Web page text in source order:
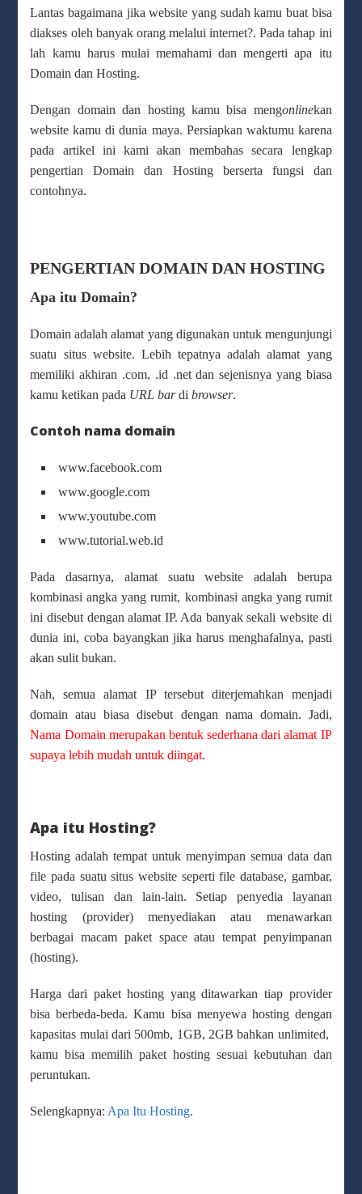
Lantas bagaimana jika website yang sudah kamu buat bisa
diakses oleh banyak orang melalui internet?. Pada tahap ini
lah kamu harus mulai memahami dan mengerti apa itu
Domain dan Hosting.
Dengan domain dan hosting kamu bisa mengonlinekan
website kamu di dunia maya. Persiapkan waktumu karena
pada artikel ini kami akan membahas secara lengkap
pengertian Domain dan Hosting berserta fungsi dan
contohnya.
PENGERTIAN DOMAIN DAN HOSTING
Apa itu Domain?
Domain adalah alamat yang digunakan untuk mengunjungi
suatu situs website. Lebih tepatnya adalah alamat yang
memiliki akhiran .com, .id .net dan sejenisnya yang biasa
kamu ketikan pada URL bardibrowser.
Contoh nama domain
www.facebook.com
www.google.com
www.youtube.com
www.tutorial.web.id
Pada dasarnya, alamat suatu website adalah berupa
kombinasi angka yang rumit, kombinasi angka yang rumit
ini disebut dengan alamat IP. Ada banyak sekali website di
dunia ini, coba bayangkan jika harus menghafalnya, pasti
akan sulit bukan.
Nah, semua alamat IP tersebut diterjemahkan menjadi
domain atau biasa disebut dengan nama domain. Jadi,
Nama Domain merupakan bentuk sederhana dari alamat IP
supaya lebih mudah untuk diingat.
Apa itu Hosting?
Hosting adalah tempat untuk menyimpan semua data dan
file pada suatu situs website seperti file database, gambar,
video, tulisan dan lain-lain. Setiap penyedia layanan
hosting (provider) menyediakan atau menawarkan
berbagai macam paket space atau tempat penyimpanan
(hosting).
Harga dari paket hosting yang ditawarkan tiap provider
bisa berbeda-beda. Kamu bisa menyewa hosting dengan
kapasitas mulai dari 500mb, 1GB, 2GB bahkan unlimited,
kamu bisa memilih paket hosting sesuai kebutuhan dan
peruntukan.
Selengkapnya: Apa Itu Hosting.